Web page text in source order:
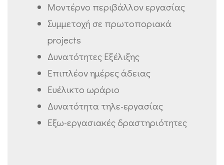
Μοντέρνο περιβάλλον εργασίας
Συμμετοχή σε πρωτοποριακά
projects
Δυνατότητες Εξέλιξης
Επιπλέον ημέρες άδειας
Ευέλικτο ωράριο
Δυνατότητα τηλε-εργασίας
Εξω-εργασιακές δραστηριότητες